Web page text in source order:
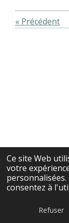
Ce site Web
votre
consentez à
Refuser
« Précédent
© 2024 - 2026
Propulsé par